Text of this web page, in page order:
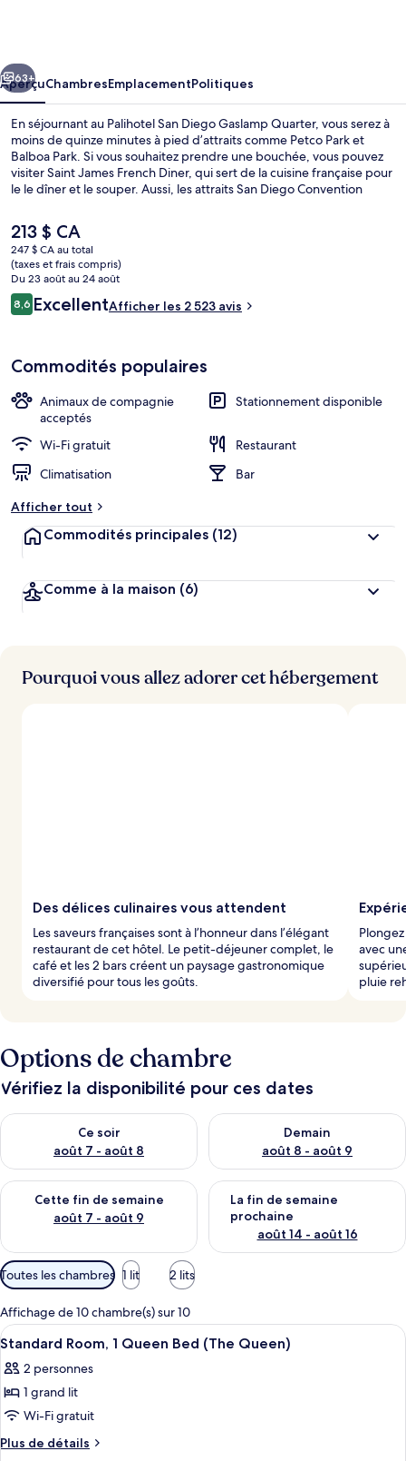
Gaslamp
Quarter
Suivant
63+
AperçuChambresEmplacementPolitiques
En séjournant au Palihotel San Diego Gaslamp Quarter, vous serez à
moins de quinze minutes à pied d’attraits comme Petco Park et
Balboa Park. Si vous souhaitez prendre une bouchée, vous pouvez
visiter Saint James French Diner, qui sert de la cuisine française pour
le le dîner et le souper. Aussi, les attraits San Diego Convention
seulement 5 minutes en voiture. Les lits confortables et le personnel
serviable sont des éléments très prisés par les voyageurs.
L’hébergement se situe à quelques minutes de marche du transport
en commun : Station de métro 5th Avenue se trouve à 4 minutes et
Station de métro Civic Center est à 7 minutes.
Le
prix
actuel
est
de 213 $ CA
213 $ CA
247 $ CA au total
(taxes et frais compris)
Du 23 août au 24 août
Avis
8,68,6 sur 10 –
ExcellentAfficher les 2 523 avis
Commodités populaires
Animaux de compagnie
acceptés
Stationnement disponible
Wi-Fi gratuit
Restaurant
Climatisation
Bar
Afficher tout
Commodités principales (12)
Comme à la maison (6)
Pourquoi vous allez adorer cet hébergement
Des délices culinaires vous attendent
Les saveurs françaises sont à l’honneur dans l’élégant
restaurant de cet hôtel. Le petit-déjeuner complet, le
café et les 2 bars créent un paysage gastronomique
diversifié pour tous les goûts.
avec
pluie
Options de chambre
Vérifiez la disponibilité pour ces dates
Ce soir
août 7 - août 8
Vérifier la disponibilité pour ce soir août 7 - août 8
Demain
août 8 - août 9
Vérifier la disponibilité pour
Cette fin de semaine
août 7 - août 9
Vérifier la disponibilité pour cette fin de semaine août 7 -
La fin de semaine
prochaine
août 14 - août 16
Vérifier la disponibilité pour
Filtres
disponibles
pour
les
chambres
Toutes les chambres 1 lit 2 lits
Affichage de 10 chambre(s) sur 10
Afficher
toutes
les
photos
pour
ce
Une chambre à coucher bien
10
Standard Room, 1 Queen Bed (The Queen)
2 personnes
1 grand lit
Wi-Fi gratuit
Plus de détails
Plus